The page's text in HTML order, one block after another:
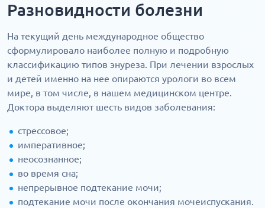
Разновидности болезни
На текущий день международное общество
сформулировало наиболее полную и подробную
классификацию типов энуреза. При лечении взрослых
и детей именно на нее опираются урологи во всем
мире, в том числе, в нашем медицинском центре.
Доктора выделяют шесть видов заболевания:
стрессовое;
императивное;
неосознанное;
во время сна;
непрерывное подтекание мочи;
подтекание мочи после окончания мочеиспускания.